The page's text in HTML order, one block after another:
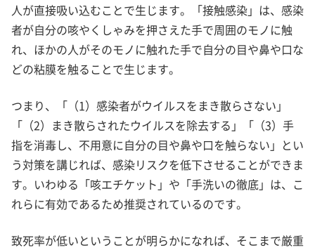
人が直接吸い込むことで生じます。「接触感染」は、感染
者が自分の咳やくしゃみを押さえた手で周囲のモノに触
れ、ほかの人がそのモノに触れた手で自分の目や鼻や口な
どの粘膜を触ることで生じます。
つまり、「（1）感染者がウイルスをまき散らさない」
「（2）まき散らされたウイルスを除去する」「（3）手
指を消毒し、不用意に自分の目や鼻や口を触らない」とい
う対策を講じれば、感染リスクを低下させることができま
す。いわゆる「咳エチケット」や「手洗いの徹底」は、こ
れらに有効であるため推奨されているのです。
致死率が低いということが明らかになれば、そこまで厳重